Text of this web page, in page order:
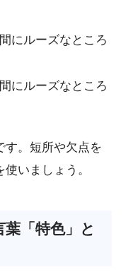
にルーズなところ
にルーズなところ
す。短所や欠点を
いましょう。
葉「特色」と